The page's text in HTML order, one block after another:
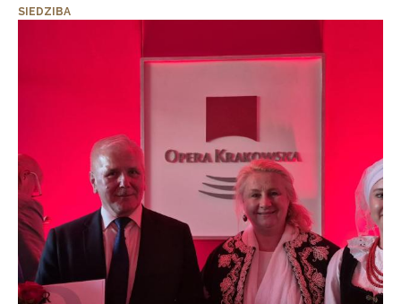
SIEDZIBA